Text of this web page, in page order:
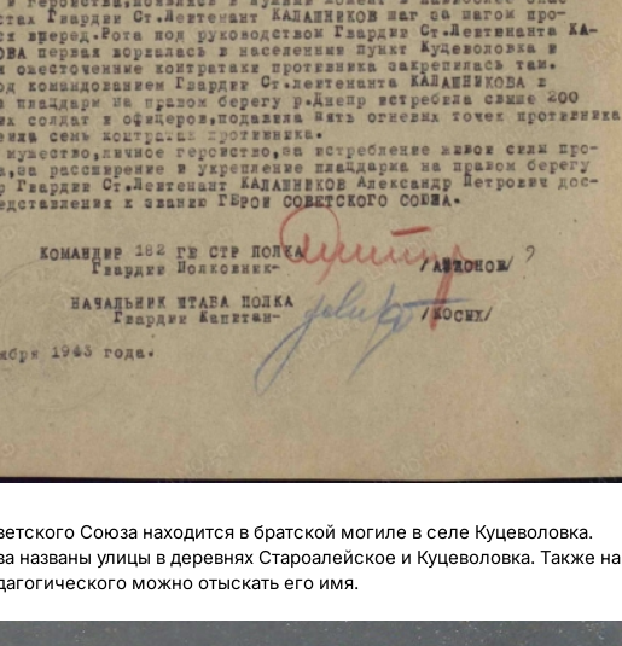
Союза находится в братской могиле в селе Куцеволовка.
названы улицы в деревнях Староалейское и Куцеволовка. Также на
можно отыскать его имя.